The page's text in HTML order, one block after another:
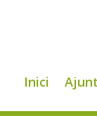
Inici